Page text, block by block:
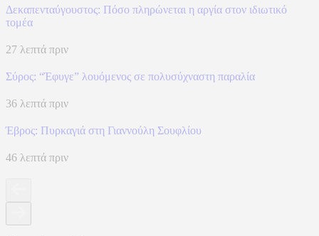
Δεκαπενταύγουστος: Πόσο πληρώνεται η αργία στον ιδιωτικό
τομέα
27 λεπτά πριν
Σύρος: “Έφυγε” λουόμενος σε πολυσύχναστη παραλία
36 λεπτά πριν
Έβρος: Πυρκαγιά στη Γιαννούλη Σουφλίου
46 λεπτά πριν